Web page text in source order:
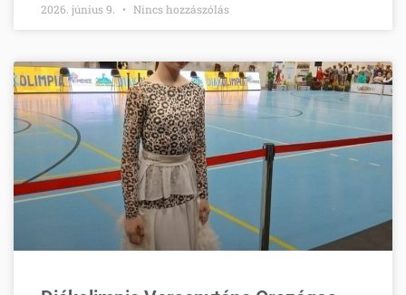
2026. június 9. Nincs hozzászólás